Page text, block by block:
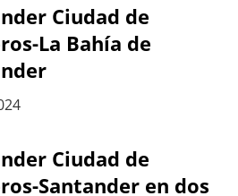
Ciudad de
La Bahía de
Ciudad de
Santander en dos